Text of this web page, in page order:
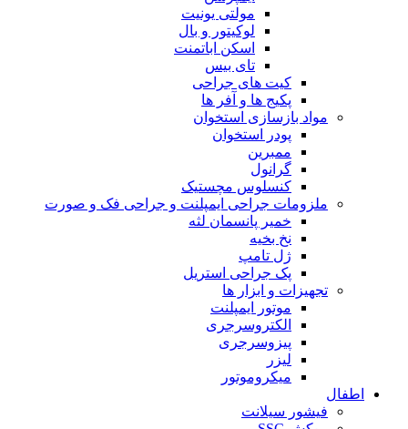
مولتی یونیت
لوکیتور و بال
اسکن اباتمنت
تای بیس
کیت های جراحی
پکیج ها و آفر ها
مواد بازسازی استخوان
پودر استخوان
ممبرین
گرانول
کنسلوس مچستیک
ملزومات جراحی ایمپلنت و جراحی فک و صورت
خمیر پانسمان لثه
نخ بخیه
ژل تامپ
پک جراحی استریل
تجهیزات و ابزار ها
موتور ایمپلنت
الکتروسرجری
پیزوسرجری
لیزر
میکروموتور
اطفال
فیشور سیلانت